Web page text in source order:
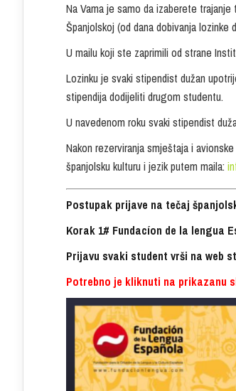
Na Vama je samo da izaberete
Španjolskoj (od dana dobivanja lozinke
U mailu koji ste zaprimili od strane
Lozinku je svaki stipendist dužan
stipendija dodijeliti drugom studentu.
U navedenom roku svaki stipendist
Nakon rezerviranja smještaja i
španjolsku kulturu i jezik putem maila:
Postupak prijave na tečaj
Korak 1# Fundacíon de la lengua
Prijavu svaki student vrši na web
Potrebno je kliknuti na prikazanu